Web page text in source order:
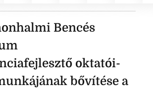
Bencés
oktatói-
bővítése a